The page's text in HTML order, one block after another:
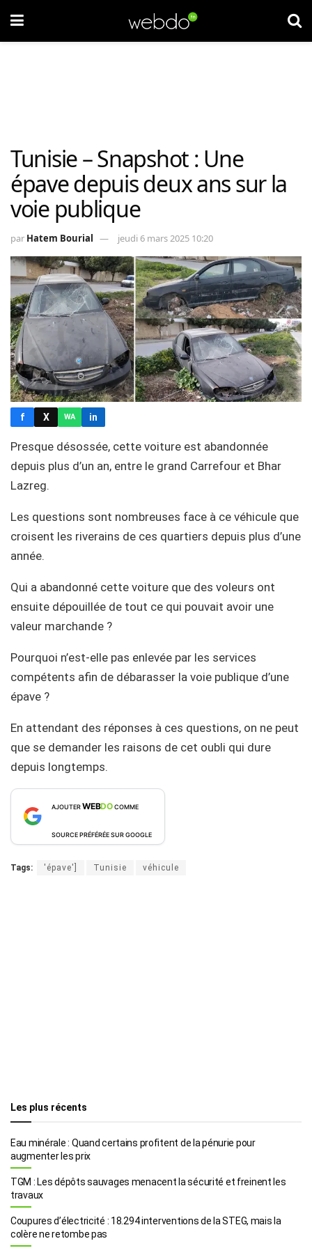
Tunisie – Snapshot : Une
épave depuis deux ans sur la
voie publique
par Hatem Bourial jeudi 6 mars 2025 10:20
f X WA in
Presque désossée, cette voiture est abandonnée
depuis plus d’un an, entre le grand Carrefour et Bhar
Lazreg.
Les questions sont nombreuses face à ce véhicule que
croisent les riverains de ces quartiers depuis plus d’une
année.
Qui a abandonné cette voiture que des voleurs ont
ensuite dépouillée de tout ce qui pouvait avoir une
valeur marchande ?
Pourquoi n’est-elle pas enlevée par les services
compétents afin de débarasser la voie publique d’une
épave ?
En attendant des réponses à ces questions, on ne peut
que se demander les raisons de cet oubli qui dure
depuis longtemps.
AJOUTERWEBDOCOMME
SOURCE PRÉFÉRÉE SUR GOOGLE
Tags: 'épave'] Tunisie véhicule
Les plus récents
Eau minérale : Quand certains profitent de la pénurie pour
augmenter les prix
TGM : Les dépôts sauvages menacent la sécurité et freinent les
travaux
Coupures d’électricité : 18.294 interventions de la STEG, mais la
colère ne retombe pas